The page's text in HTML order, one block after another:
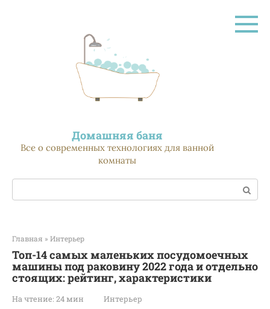
Домашняя баня
Все о современных технологиях для ванной
комнаты
Поиск:
Главная » Интерьер
Топ-14 самых маленьких посудомоечных
машины под раковину 2022 года и отдельно
стоящих: рейтинг, характеристики
На чтение: 24 мин Интерьер